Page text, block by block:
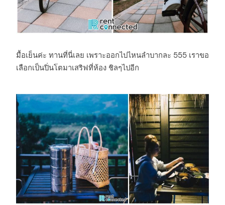
มื้อเย็นค่ะ ทานที่นี่เลย เพราะออกไปไหนลำบากละ 555 เราขอ
เลือกเป็นปิ่นโตมาเสริฟที่ห้อง ชิลๆไปอีก